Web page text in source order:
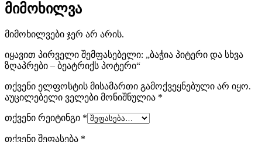
cheap
tag
heuer
monaco
replica
here.
მიმოხილვა
მიმოხილვები ჯერ არ არის.
იყავით პირველი შემფასებელი: „ბაჭია პიტერი და სხვა
ზღაპრები – ბეატრიქს პოტერი“
თქვენი ელფოსტის მისამართი გამოქვეყნებული არ იყო.
აუცილებელი ველები მონიშნულია *
თქვენი რეიტინგი *
თქვენი შეფასება *